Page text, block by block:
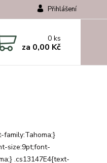
Přihlášení
0ks
za 0,00 Kč
family:Tahoma;}
size:9pt;font-
.cs13147E4{text-